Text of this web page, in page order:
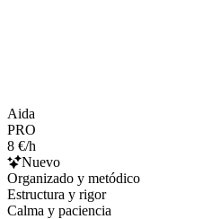
Aida
PRO
8 €/h
Nuevo
Organizado y metódico
Estructura y rigor
Calma y paciencia